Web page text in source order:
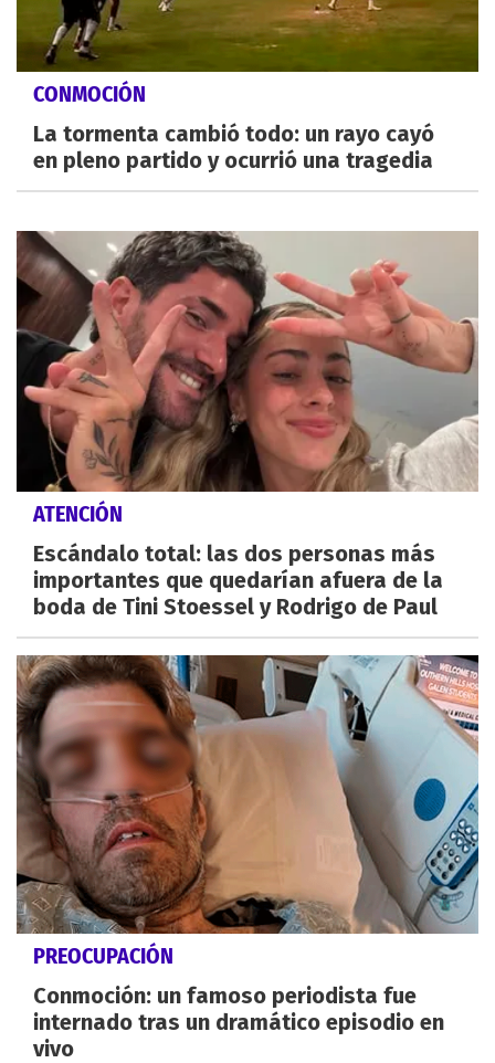
CONMOCIÓN
La tormenta cambió todo: un rayo cayó
en pleno partido y ocurrió una tragedia
ATENCIÓN
Escándalo total: las dos personas más
importantes que quedarían afuera de la
boda de Tini Stoessel y Rodrigo de Paul
PREOCUPACIÓN
Conmoción: un famoso periodista fue
internado tras un dramático episodio en
vivo